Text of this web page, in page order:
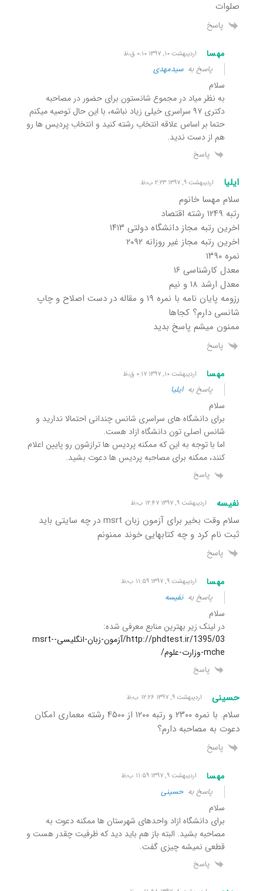
صلوات
پاسخ
مهسا اردیبهشت ۱۰, ۱۳۹۷ ۰:۱۰ ق٫ظ
پاسخ بهسیدمهدی
سلام
به نظر میاد در مجموع شانستون برای حضور در مصاحبه
دکتری ۹۷ سراسری خیلی زیاد نباشه، با این حال توصیه میکنم
حتما بر اساس علاقه انتخاب رشته کنید و انتخاب پردیس ها رو
هم از دست ندید.
پاسخ
ایلیا اردیبهشت ۹, ۱۳۹۷ ۲:۲۳ ب٫ظ
سلام مهسا خانوم
رتبه ۱۲۴۹ رشته اقتصاد
اخرین رتبه مجاز دانشگاه دولتی ۱۴۱۳
اخرین رتبه مجاز غیر روزانه ۲۰۹۲
نمره ۱۳۹۰
معدل کارشناسی ۱۶
معدل ارشد ۱۸ و نیم
رزومه پایان نامه با نمره ۱۹ و مقاله در دست اصلاح و چاپ
شانسی دارم؟ کجاها
ممنون میشم پاسخ بدید
پاسخ
مهسا اردیبهشت ۱۰, ۱۳۹۷ ۰:۱۷ ق٫ظ
پاسخ بهایلیا
سلام
برای دانشگاه های سراسری شانس چندانی احتمالا ندارید و
شانس اصلی تون دانشگاه ازاد هست.
اما با توجه به این که ممکنه پردیس ها ترازشون رو پایین اعلام
کنند، ممکنه برای مصاحبه پردیس ها دعوت بشید.
پاسخ
نفیسه اردیبهشت ۹, ۱۳۹۷ ۱۲:۴۷ ب٫ظ
سلام وقت بخیر برای آزمون زبان msrt در چه سایتی باید
ثبت نام کرد و چه کتابهایی خوند ممنونم
پاسخ
مهسا اردیبهشت ۹, ۱۳۹۷ ۱۱:۵۹ ب٫ظ
پاسخ بهنفیسه
سلام
در لینک زیر بهترین منابع معرفی شده:
http://phdtest.ir/1395/03/آزمون-زبان-انگلیسی-msrt-
mche-وزارت-علوم/
پاسخ
حسینی اردیبهشت ۹, ۱۳۹۷ ۱۲:۲۶ ب٫ظ
سلام. با نمره ۲۳۰۰ و رتبه ۱۲۰۰ از ۴۵۰۰ رشته معماری امکان
دعوت به مصاحبه دارم؟
پاسخ
مهسا اردیبهشت ۹, ۱۳۹۷ ۱۱:۵۹ ب٫ظ
پاسخ بهحسینی
سلام
برای دانشگاه ازاد واحدهای شهرستان ها ممکنه دعوت به
مصاحبه بشید. البته باز هم باید دید که ظرفیت چقدر هست و
قطعی نمیشه چیزی گفت.
پاسخ